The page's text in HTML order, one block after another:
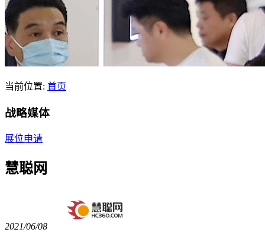
当前位置: 首页
战略媒体
展位申请
慧聪网
2021/06/08